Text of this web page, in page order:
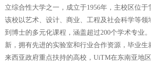
立综合性大学之一，成立于1956年，主校区位于
该校以艺术、设计、商业、工程及社会科学等领
到博士的多元化课程，涵盖超过200个学术专业
新，拥有先进的实验室和行业合作资源，毕业生
来西亚政府重点扶持的高校，UiTM在东南亚地